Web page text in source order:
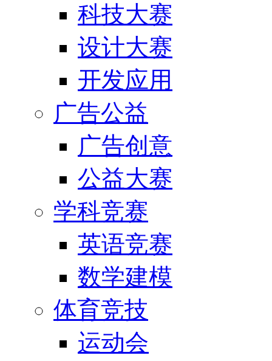
科技大赛
设计大赛
开发应用
广告公益
广告创意
公益大赛
学科竞赛
英语竞赛
数学建模
体育竞技
运动会